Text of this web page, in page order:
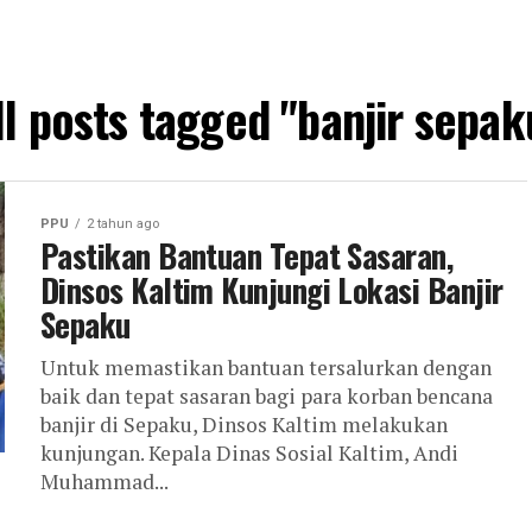
posts tagged "banjir
PPU 2 tahun ago
Pastikan Bantuan Tepat Sasaran,
Dinsos Kaltim Kunjungi Lokasi Banjir
Sepaku
Untuk memastikan bantuan tersalurkan dengan
baik dan tepat sasaran bagi para korban bencana
banjir di Sepaku, Dinsos Kaltim melakukan
kunjungan. Kepala Dinas Sosial Kaltim, Andi
Muhammad...